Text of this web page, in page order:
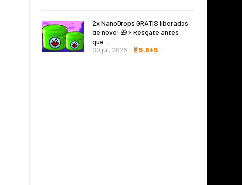
2x NanoDrops GRÁTIS liberados
de novo! 🎁⚡ Resgate antes
que…
30 jul, 2026 5.845